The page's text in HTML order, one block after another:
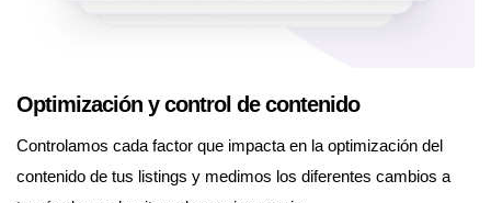
Optimización y control de contenido
Controlamos cada factor que impacta en la optimización del
contenido de tus listings y medimos los diferentes cambios a